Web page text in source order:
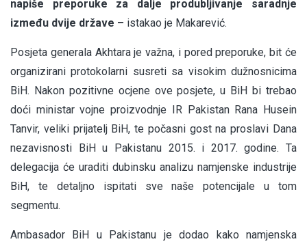
napiše preporuke za dalje produbljivanje saradnje
između dvije države – istakao je Makarević.
Posjeta generala Akhtara je važna, i pored preporuke, bit će
organizirani protokolarni susreti sa visokim dužnosnicima
BiH. Nakon pozitivne ocjene ove posjete, u BiH bi trebao
doći ministar vojne proizvodnje IR Pakistan Rana Husein
Tanvir, veliki prijatelj BiH, te počasni gost na proslavi Dana
nezavisnosti BiH u Pakistanu 2015. i 2017. godine. Ta
delegacija će uraditi dubinsku analizu namjenske industrije
BiH, te detaljno ispitati sve naše potencijale u tom
segmentu.
Ambasador BiH u Pakistanu je dodao kako namjenska